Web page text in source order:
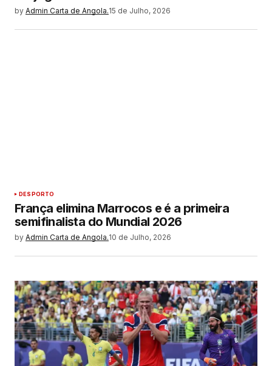
by Admin Carta de Angola.15 de Julho, 2026
DESPORTO
França elimina Marrocos e é a primeira
semifinalista do Mundial 2026
by Admin Carta de Angola.10 de Julho, 2026